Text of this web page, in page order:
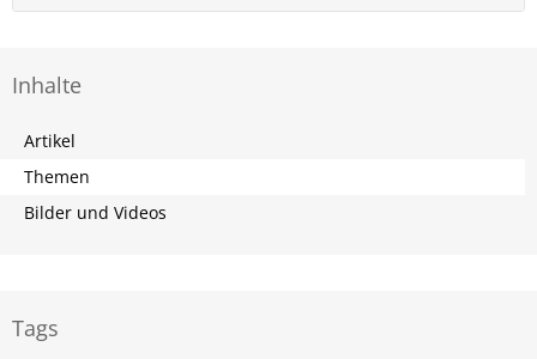
Inhalte
Artikel
Themen
Bilder und Videos
Tags